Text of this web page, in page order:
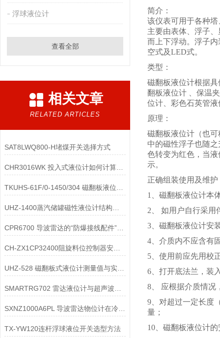
浮球液位计
查看全部
相关文章
RELATED ARTICLES
SAT8LWQ800-H堵煤开关选择方式
CHR3016WK 投入式液位计如何计算出液位值
CPR6700 导波雷达的“防爆接线配件”有哪些要求？
CH-ZX1CP32400阻旋料位控制器安装接线
SXNZ1000A6PL 导波雷达物位计在冷冻结晶釜中的应用
TX-YW120连杆浮球液位开关选型方法
简介：
该仪表可用于各种
主要由表体、浮子
而上下浮动。浮子
空式及LED式。
类型：
磁翻板液位计根据
翻板液位计 、保温
位计、彩色石英管
原理：
磁翻板液位计（也
中的磁性浮子也随
色转变为红色，当
示。
正确组装使用及维护
1、磁翻板液位计本
2、 如用户自行采用
3、磁翻板液位计安
4、介质内不应含有
5、使用前应先用校
6、打开底法兰，装
8、 应根据介质情况
9、对超过一定长度
量；
10、磁翻板液位计